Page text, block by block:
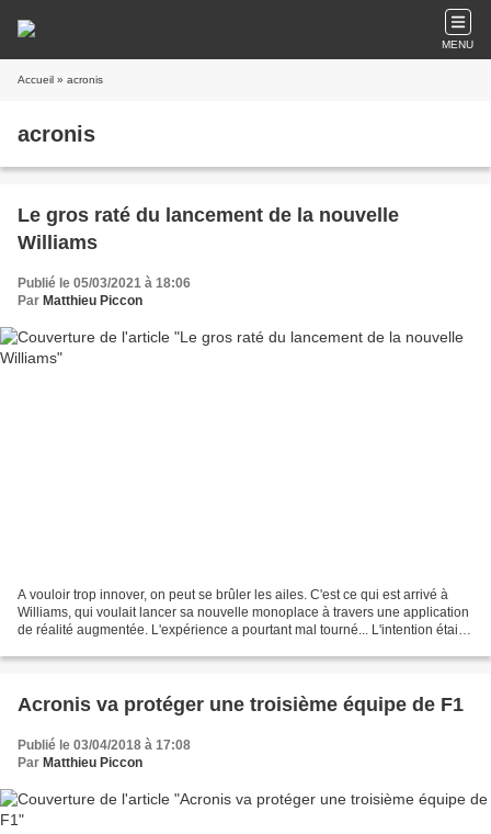
MENU
Accueil » acronis
acronis
Le gros raté du lancement de la nouvelle
Williams
Publié le 05/03/2021 à 18:06
Par Matthieu Piccon
A vouloir trop innover, on peut se brûler les ailes. C'est ce qui est arrivé à
Williams, qui voulait lancer sa nouvelle monoplace à travers une application
de réalité augmentée. L'expérience a pourtant mal tourné... L'intention était
Acronis va protéger une troisième équipe de F1
Publié le 03/04/2018 à 17:08
Par Matthieu Piccon